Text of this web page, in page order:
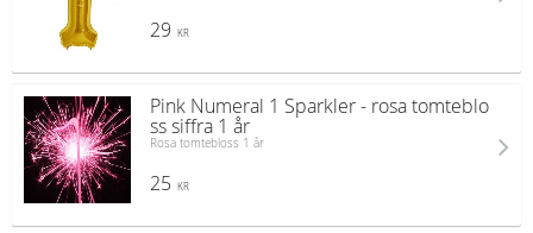
29 KR
Pink Numeral 1 Sparkler - rosa tomteblo
ss siffra 1 år
Rosa tomtebloss 1 år
25 KR